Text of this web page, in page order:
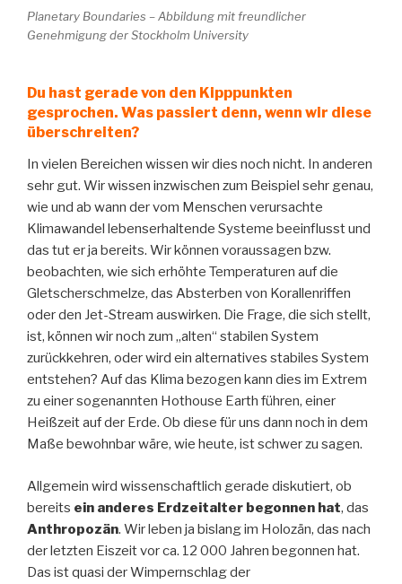
Planetary Boundaries – Abbildung mit freundlicher
Genehmigung der Stockholm University
Du hast gerade von den Kipppunkten
gesprochen. Was passiert denn, wenn wir diese
überschreiten?
In vielen Bereichen wissen wir dies noch nicht. In anderen
sehr gut. Wir wissen inzwischen zum Beispiel sehr genau,
wie und ab wann der vom Menschen verursachte
Klimawandel lebenserhaltende Systeme beeinflusst und
das tut er ja bereits. Wir können voraussagen bzw.
beobachten, wie sich erhöhte Temperaturen auf die
Gletscherschmelze, das Absterben von Korallenriffen
oder den Jet-Stream auswirken. Die Frage, die sich stellt,
ist, können wir noch zum „alten“ stabilen System
zurückkehren, oder wird ein alternatives stabiles System
entstehen? Auf das Klima bezogen kann dies im Extrem
zu einer sogenannten Hothouse Earth führen, einer
Heißzeit auf der Erde. Ob diese für uns dann noch in dem
Maße bewohnbar wäre, wie heute, ist schwer zu sagen.
Allgemein wird wissenschaftlich gerade diskutiert, ob
bereits ein anderes Erdzeitalter begonnen hat, das
Anthropozän. Wir leben ja bislang im Holozän, das nach
der letzten Eiszeit vor ca. 12 000 Jahren begonnen hat.
Das ist quasi der Wimpernschlag der